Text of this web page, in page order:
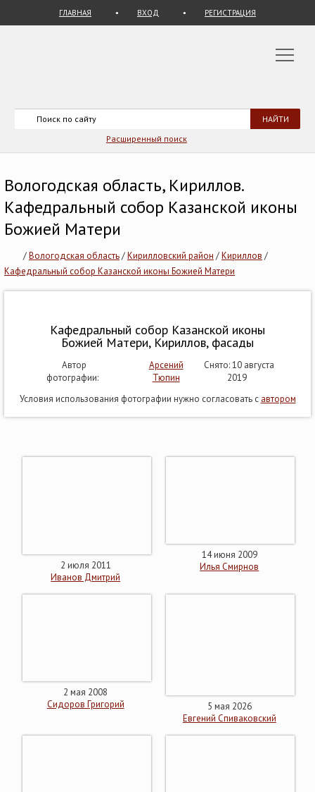
ГЛАВНАЯ ВХОД РЕГИСТРАЦИЯ
Расширенный поиск
Вологодская область, Кириллов.
Кафедральный собор Казанской иконы
Божией Матери
/Вологодская область/Кирилловский район /Кириллов /
Кафедральный собор Казанской иконы Божией Матери
Кафедральный собор Казанской иконы
Божией Матери, Кириллов, фасады
Автор
фотографии:
Арсений
Тюпин
Снято: 10 августа
2019
Условия использования фотографии нужно согласовать с автором
2 июля 2011
Иванов Дмитрий
14 июня 2009
Илья Смирнов
2 мая 2008
Сидоров Григорий
5 мая 2026
Евгений Спиваковский